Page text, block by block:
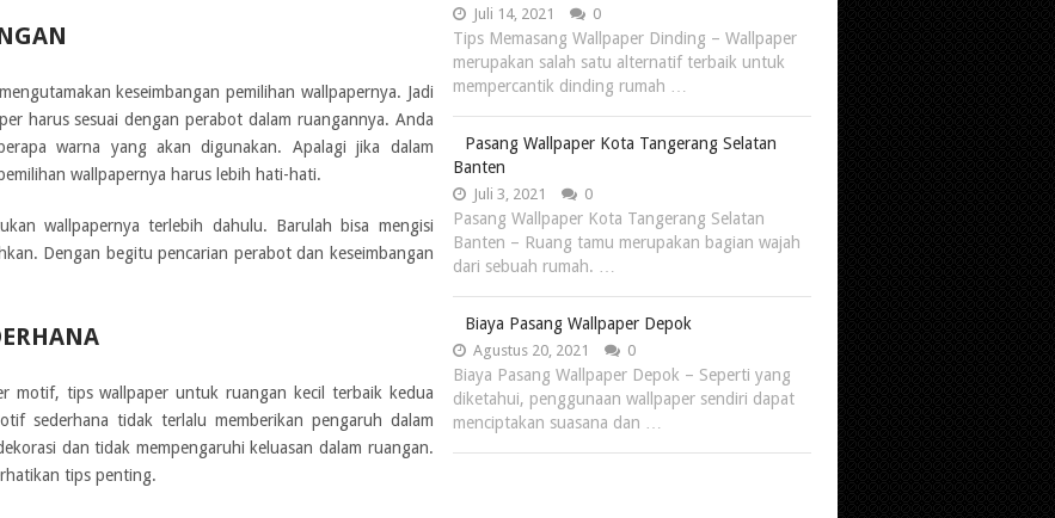
keseimbangan pemilihan wallpapernya. Jadi
harus sesuai dengan perabot dalam ruangannya. Anda
warna yang akan digunakan. Apalagi jika dalam
wallpapernya harus lebih hati-hati.
wallpapernya terlebih dahulu. Barulah bisa mengisi
Dengan begitu pencarian perabot dan keseimbangan
motif, tips wallpaper untuk ruangan kecil terbaik kedua
sederhana tidak terlalu memberikan pengaruh dalam
dan tidak mempengaruhi keluasan dalam ruangan.
tips penting.
Juli 14, 2021 0
Tips Memasang Wallpaper Dinding – Wallpaper
merupakan salah satu alternatif terbaik untuk
mempercantik dinding rumah …
Pasang Wallpaper Kota Tangerang Selatan
Banten
Juli 3, 2021 0
Pasang Wallpaper Kota Tangerang Selatan
Banten – Ruang tamu merupakan bagian wajah
dari sebuah rumah. …
Biaya Pasang Wallpaper Depok
Agustus 20, 2021 0
Biaya Pasang Wallpaper Depok – Seperti yang
diketahui, penggunaan wallpaper sendiri dapat
menciptakan suasana dan …